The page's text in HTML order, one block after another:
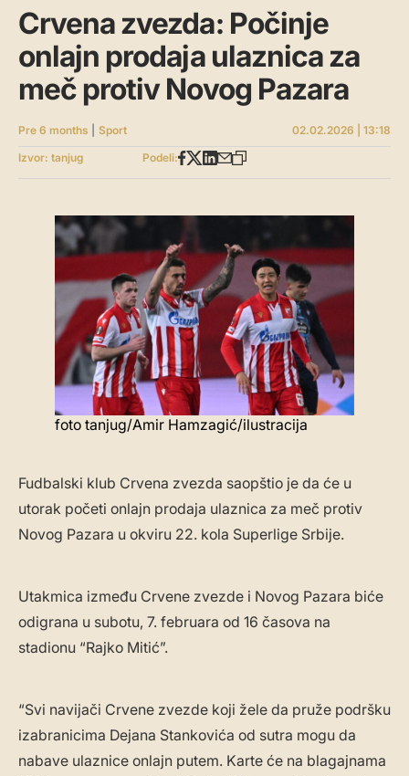
Crvena zvezda: Počinje
onlajn prodaja ulaznica za
meč protiv Novog Pazara
Pre 6 months Sport
02.02.2026 | 13:18
Izvor: tanjug
Podeli:
foto tanjug/Amir Hamzagić/ilustracija
Fudbalski klub Crvena zvezda saopštio je da će u
utorak početi onlajn prodaja ulaznica za meč protiv
Novog Pazara u okviru 22. kola Superlige Srbije.
Utakmica između Crvene zvezde i Novog Pazara biće
odigrana u subotu, 7. februara od 16 časova na
stadionu “Rajko Mitić”.
“Svi navijači Crvene zvezde koji žele da pruže podršku
izabranicima Dejana Stankovića od sutra mogu da
nabave ulaznice onlajn putem. Karte će na blagajnama